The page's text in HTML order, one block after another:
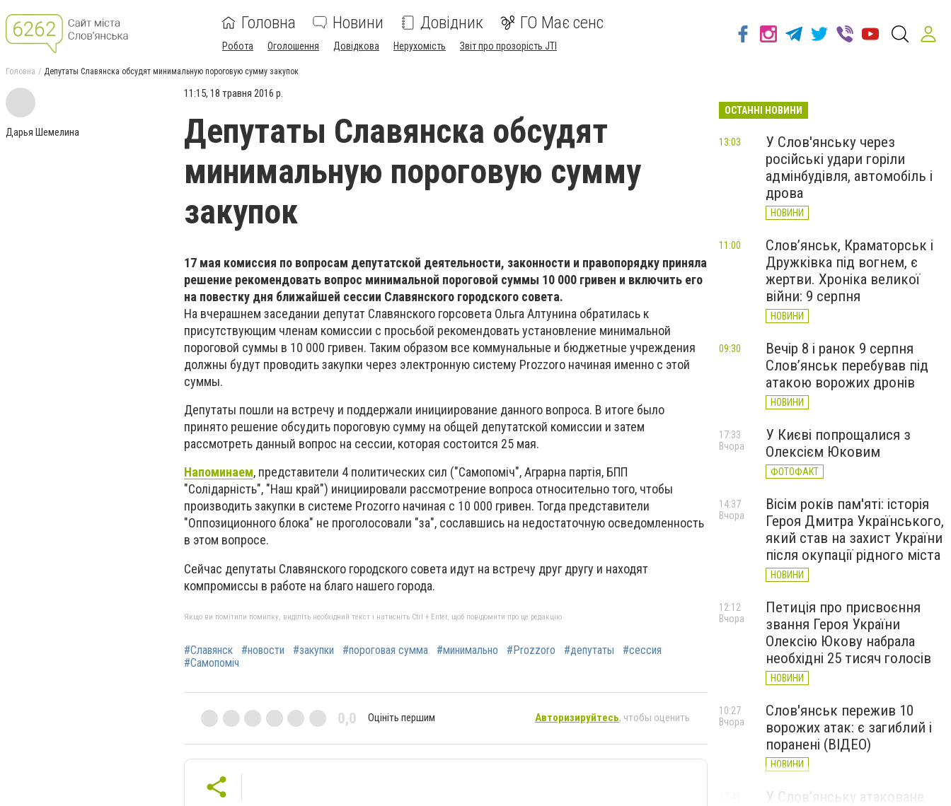
Головна Новини Довідник ГО Має сенс
Робота Оголошення Довідкова Нерухомість Звіт про прозорість JTI
Головна Депутаты Славянска обсудят минимальную пороговую сумму закупок
Дарья Шемелина
11:15, 18 травня 2016 р.
Депутаты Славянска обсудят
минимальную пороговую сумму
закупок
17 мая комиссия по вопросам депутатской деятельности, законности и правопорядку приняла
решение рекомендовать вопрос минимальной пороговой суммы 10 000 гривен и включить его
на повестку дня ближайшей сессии Славянского городского совета.
На вчерашнем заседании депутат Славянского горсовета Ольга Алтунина обратилась к
присутствующим членам комиссии с просьбой рекомендовать установление минимальной
пороговой суммы в 10 000 гривен. Таким образом все коммунальные и бюджетные учреждения
должны будут проводить закупки через электронную систему Prozzoro начиная именно с этой
суммы.
Депутаты пошли на встречу и поддержали инициирование данного вопроса. В итоге было
принято решение обсудить пороговую сумму на общей депутатской комиссии и затем
рассмотреть данный вопрос на сессии, которая состоится 25 мая.
Напоминаем, представители 4 политических сил ("Самопоміч", Аграрна партія, БПП
"Солідарність", "Наш край") инициировали рассмотрение вопроса относительно того, чтобы
производить закупки в системе Prozorro начиная с 10 000 гривен. Тогда представители
"Оппозиционного блока" не проголосовали "за", сославшись на недостаточную осведомленность
в этом вопросе.
Сейчас депутаты Славянского городского совета идут на встречу друг другу и находят
компромиссы в работе на благо нашего города.
Якщо ви помітили помилку, виділіть необхідний текст і натисніть Ctrl + Enter, щоб повідомити про це редакцію
#Славянск #новости #закупки #пороговая сумма #минимально #Prozzoro #депутаты
#сессия
#Самопоміч
0,0 Оцініть першим Авторизируйтесь, чтобы оценить
ОСТАННІ НОВИНИ
У Слов'янську через
російські удари горіли
адмінбудівля, автомобіль і
дрова
НОВИНИ
13:03
Слов’янськ, Краматорськ і
Дружківка під вогнем, є
жертви. Хроніка великої
війни: 9 серпня
НОВИНИ
11:00
Вечір 8 і ранок 9 серпня
Слов’янськ перебував під
атакою ворожих дронів
НОВИНИ
09:30
У Києві попрощалися з
Олексієм Юковим
ФОТОФАКТ
17:33
Вчора
Вісім років пам'яті: історія
Героя Дмитра Українського,
який став на захист України
після окупації рідного міста
НОВИНИ
14:37
Вчора
Петиція про присвоєння
звання Героя України
Олексію Юкову набрала
необхідні 25 тисяч голосів
НОВИНИ
12:12
Вчора
Слов'янськ пережив 10
ворожих атак: є загиблий і
поранені (ВІДЕО)
НОВИНИ
10:27
Вчора
У Слов’янську атаковане